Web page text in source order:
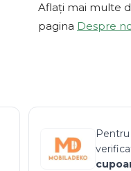
Aflați mai multe
pagina Despre